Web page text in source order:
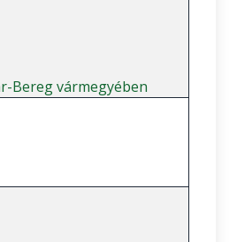
Bereg vármegyében